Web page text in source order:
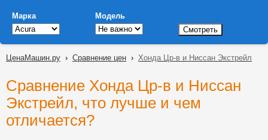
Марка Модель
ЦенаМашин.ру › Сравнение цен › Хонда Цр-в и Ниссан Экстрейл
Сравнение Хонда Цр-в и Ниссан
Экстрейл, что лучше и чем
отличается?